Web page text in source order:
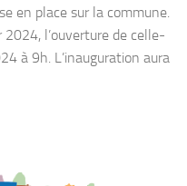
en place sur la commune.
l’ouverture de celle-
à 9h. L’inauguration aura